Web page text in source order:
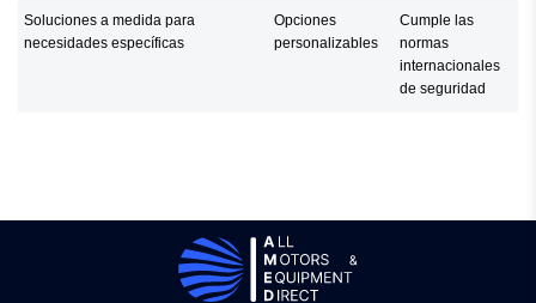
Soluciones a medida para
necesidades específicas
Opciones
personalizables
Cumple las
normas
internacionales
de seguridad